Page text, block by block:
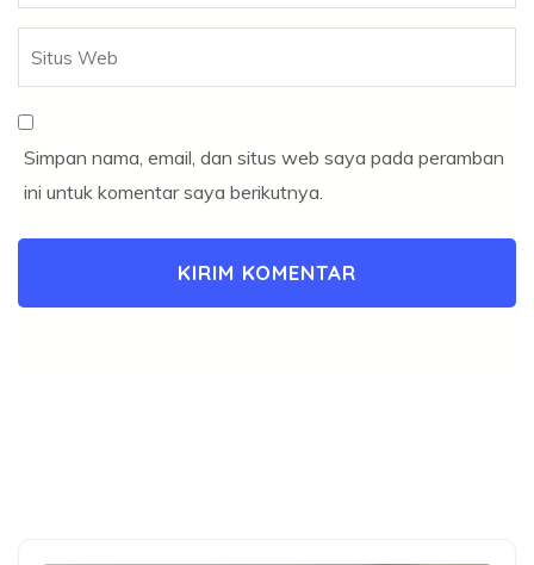
Simpan nama, email, dan situs web saya pada peramban
ini untuk komentar saya berikutnya.